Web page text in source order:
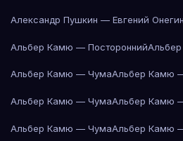
Александр Пушкин — Евгений Онегин
Альбер Камю — Посторонний
Альбер Камю — ЧумаАльбер Камю
Альбер Камю — ЧумаАльбер Камю
Альбер Камю — ЧумаАльбер Камю